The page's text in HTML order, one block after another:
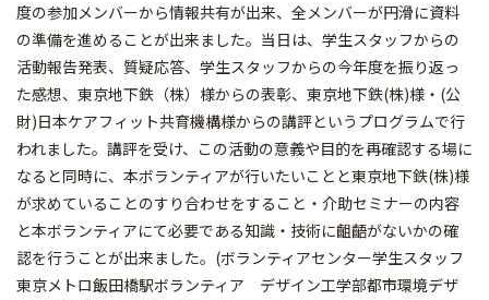
度の参加メンバーから情報共有が出来、全メンバーが円滑に資料
の準備を進めることが出来ました。当日は、学生スタッフからの
活動報告発表、質疑応答、学生スタッフからの今年度を振り返っ
た感想、東京地下鉄（株）様からの表彰、東京地下鉄(株)様・(公
財)日本ケアフィット共育機構様からの講評というプログラムで行
われました。講評を受け、この活動の意義や目的を再確認する場に
なると同時に、本ボランティアが行いたいことと東京地下鉄(株)様
が求めていることのすり合わせをすること・介助セミナーの内容
と本ボランティアにて必要である知識・技術に齟齬がないかの確
認を行うことが出来ました。(ボランティアセンター学生スタッフ
東京メトロ飯田橋駅ボランティア デザイン工学部都市環境デザ